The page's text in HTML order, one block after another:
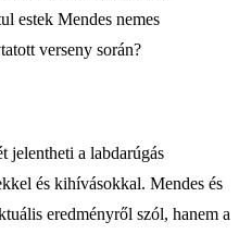
estek Mendes nemes
verseny során?
jelentheti a labdarúgás
és kihívásokkal. Mendes és
eredményről szól, hanem a